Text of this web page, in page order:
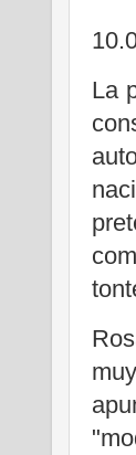
La